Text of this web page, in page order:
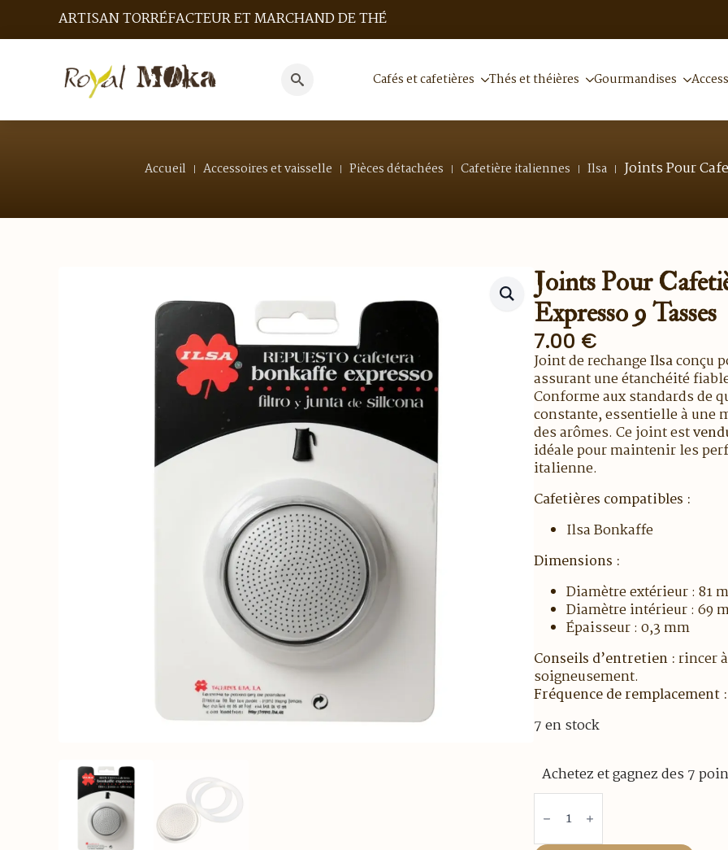
ARTISAN TORRÉFACTEUR ET MARCHAND DE THÉ
for:
Cafés et cafetières Thés et théières Gourmandises
Accueil Accessoires et vaisselle Pièces détachées Cafetière italiennes Ilsa Joints Pour
Joints Pour
Expresso 9 Tasses
7.00 €
Joint de rechangeIlsaconçu
assurant une étanchéité
Conforme aux standards de
constante, essentielle à une
des arômes. Ce joint est
idéale pour maintenir les
italienne.
Cafetières compatibles :
Ilsa Bonkaffe
Dimensions :
Diamètre extérieur : 81
Diamètre intérieur : 69
Épaisseur : 0,3 mm
Conseils d’entretien :rincer
soigneusement.
Fréquence de remplacement :
7 en stock
Achetez et gagnez des 7
quantité
Joints